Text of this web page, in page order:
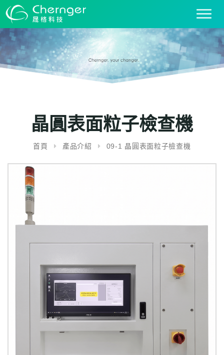
T
o
g
l
e
i
晶圓表面粒子檢查機
首頁 產品介紹 09-1 晶圓表面粒子檢查機